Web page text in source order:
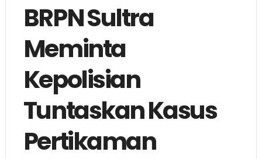
BRPN Sultra
Meminta
Kepolisian
Tuntaskan Kasus
Pertikaman